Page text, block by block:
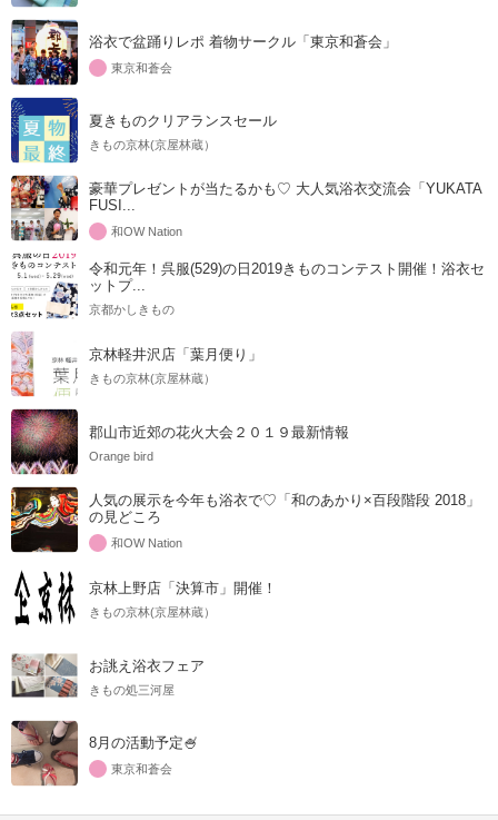
浴衣で盆踊りレポ 着物サークル「東京和蒼会」
東京和蒼会
夏きものクリアランスセール
きもの京林(京屋林蔵）
豪華プレゼントが当たるかも♡ 大人気浴衣交流会「YUKATA
FUSI...
和OW Nation
令和元年！呉服(529)の日2019きものコンテスト開催！浴衣セ
ットプ...
京都かしきもの
京林軽井沢店「葉月便り」
きもの京林(京屋林蔵）
郡山市近郊の花火大会２０１９最新情報
Orange bird
人気の展示を今年も浴衣で♡「和のあかり×百段階段 2018」
の見どころ
和OW Nation
京林上野店「決算市」開催！
きもの京林(京屋林蔵）
お誂え浴衣フェア
きもの処三河屋
8月の活動予定🍧
東京和蒼会